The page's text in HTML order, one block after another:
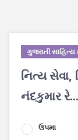
ગુજરાતી
નિત્ય સેવા,
નંદકુમાર
ઉપમા